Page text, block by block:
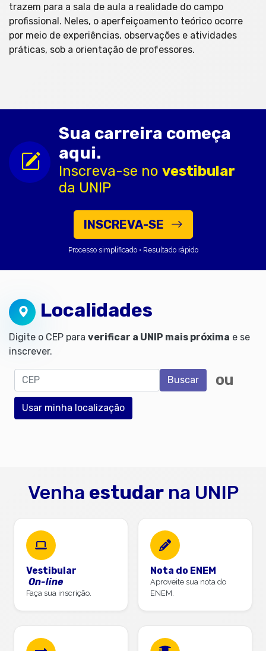
trazem para a sala de aula a realidade do campo
profissional. Neles, o aperfeiçoamento teórico ocorre
por meio de experiências, observações e atividades
práticas, sob a orientação de professores.
Sua carreira começa
aqui.
Inscreva-se no vestibular
da UNIP
INSCREVA-SE
Processo simplificado • Resultado rápido
Localidades
Digite o CEP para verificar a UNIP mais próxima e se
inscrever.
CEP Buscar ou
Usar minha localização
Venha estudarna UNIP
Vestibular
On-line
Faça sua inscrição.
Nota do ENEM
Aproveite sua nota do
ENEM.